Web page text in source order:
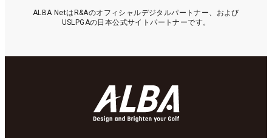
ALBA NetはR&Aのオフィシャルデジタルパートナー、および
USLPGAの日本公式サイトパートナーです。